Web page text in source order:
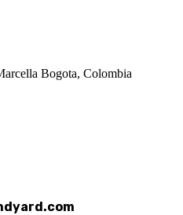
Bogota, Colombia